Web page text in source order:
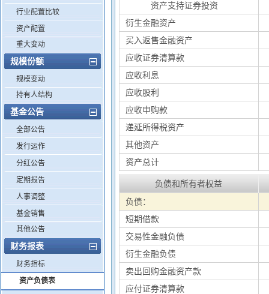
行业配置比较
资产配置
重大变动
规模份额
规模变动
持有人结构
基金公告
全部公告
发行运作
分红公告
定期报告
人事调整
基金销售
其他公告
财务报表
财务指标
资产负债表
资产支持证券投资
衍生金融资产
买入返售金融资产
应收证券清算款
应收利息
应收股利
应收申购款
递延所得税资产
其他资产
资产总计
负债和所有者权益
负债：
短期借款
交易性金融负债
衍生金融负债
卖出回购金融资产款
应付证券清算款